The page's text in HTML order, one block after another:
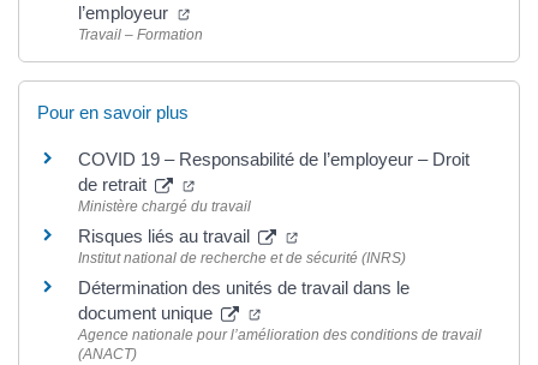
l’employeur
(ouverture dans un nouvel onglet)
Travail – Formation
Pour en savoir plus
COVID 19 – Responsabilité de l’employeur – Droit
de retrait
(ouverture dans un nouvel onglet)
Ministère chargé du travail
Risques liés au travail (ouverture dans un nouvel
Institut national de recherche et de sécurité (INRS)
Détermination des unités de travail dans le
document unique
(ouverture dans un nouvel onglet)
Agence nationale pour l’amélioration des conditions de travail
(ANACT)